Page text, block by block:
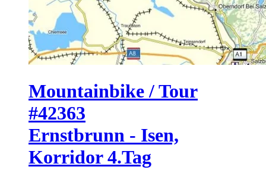
Mountainbike / Tour
#42363
Ernstbrunn - Isen,
Korridor 4.Tag